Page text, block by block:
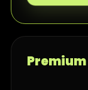
Premium